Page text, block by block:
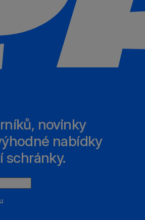
novinky
nabídky
schránky.